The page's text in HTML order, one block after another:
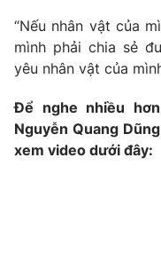
Phó Tổng Biên tập:
Nguyễn Trọng Ninh
Tổng đài VTV:
024.38
Ðiện thoại Thời báo VTV:
Email:toasoan@vtv.vn
Liên hệ quảng cáo:024-
“Nếu nhân vật của
mình phải chia sẻ
yêu nhân vật của
Để nghe nhiều
Nguyễn Quang
xem video dưới đây: